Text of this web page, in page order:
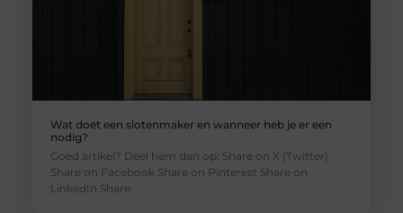
Wat doet een slotenmaker en wanneer heb je er een
nodig?
Goed artikel? Deel hem dan op: Share on X (Twitter)
Share on Facebook Share on Pinterest Share on
LinkedIn Share